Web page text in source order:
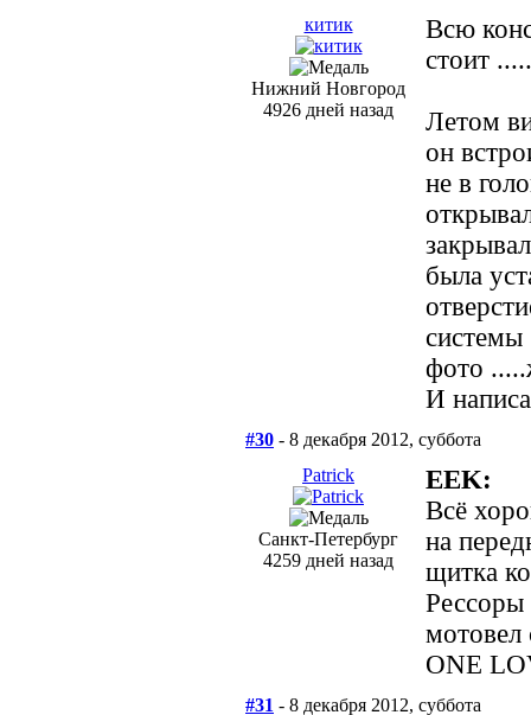
китик
Нижний Новгород
4926 дней назад
Всю
стоит
Летом
он
не в
была
системы
фото
И
#30 - 8 декабря 2012, суббота
Patrick
Санкт-Петербург
4259 дней назад
EEK:
Всё
на
щитка
Рессоры
ONE
#31 - 8 декабря 2012, суббота